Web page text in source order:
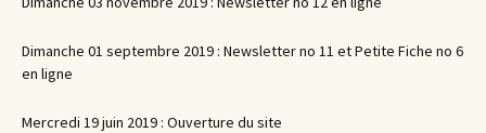
Dimanche 01 septembre 2019 : Newsletter no 11 et Petite Fiche no 6
en ligne
Mercredi 19 juin 2019 : Ouverture du site